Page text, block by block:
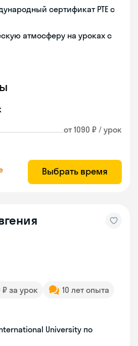
сертификат PTE с
атмосферу на уроках с
от 1090 ₽ / урок
Выбрать время
₽ за урок
10 лет опыта
University по